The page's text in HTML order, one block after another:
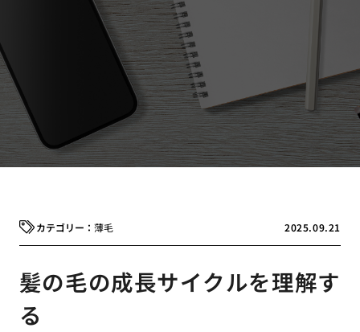
2025.09.21
薄毛
髪の毛の成長サイクルを理解す
る